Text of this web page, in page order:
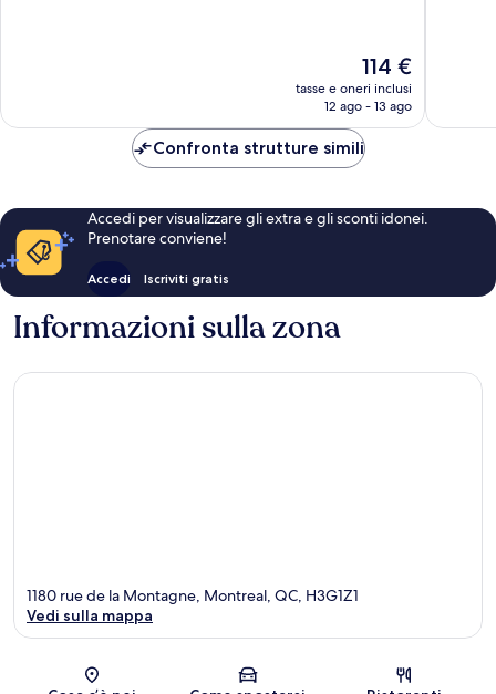
Il
prezzo
attuale
114 €
114 €
tasse e oneri inclusi
12 ago - 13 ago
Confronta strutture simili
Accedi per visualizzare gli extra e gli sconti idonei.
Prenotare conviene!
Accedi Iscriviti gratis
Informazioni sulla zona
Mappa
1180 rue de la Montagne, Montreal, QC, H3G1Z1
Vedi sulla mappa